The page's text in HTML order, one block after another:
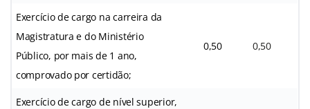
Exercício de cargo na carreira da
Magistratura e do Ministério
Público, por mais de 1 ano,
comprovado por certidão;
0,50 0,50
Exercício de cargo de nível superior,